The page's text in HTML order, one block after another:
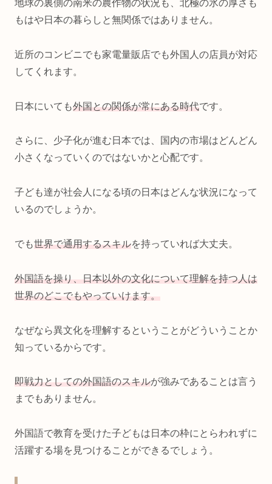
地球の裏側の南米の農作物の状況も、北極の氷の厚さも
もはや日本の暮らしと無関係ではありません。
近所のコンビニでも家電量販店でも外国人の店員が対応
してくれます。
日本にいても外国との関係が常にある時代です。
さらに、少子化が進む日本では、国内の市場はどんどん
小さくなっていくのではないかと心配です。
子ども達が社会人になる頃の日本はどんな状況になって
いるのでしょうか。
でも世界で通用するスキルを持っていれば大丈夫。
外国語を操り、日本以外の文化について理解を持つ人は
世界のどこでもやっていけます。
なぜなら異文化を理解するということがどういうことか
知っているからです。
即戦力としての外国語のスキルが強みであることは言う
までもありません。
外国語で教育を受けた子どもは日本の枠にとらわれずに
活躍する場を見つけることができるでしょう。